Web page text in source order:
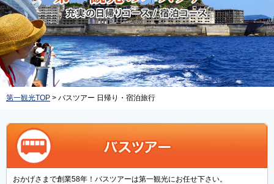
第一観光TOP > バスツアー 日帰り・宿泊旅行
おかげさまで創業58年！バスツアーは第一観光にお任せ下さい。